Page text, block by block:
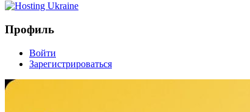
Профиль
Войти
Зарегистрироваться